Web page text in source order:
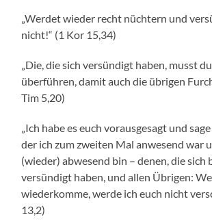
„Werdet wieder recht nüchtern und
nicht!“ (1 Kor 15,34)
„Die, die sich versündigt haben, musst
überführen, damit auch die übrigen
Tim 5,20)
„Ich habe es euch vorausgesagt und
der ich zum zweiten Mal anwesend war
(wieder) abwesend bin – denen, die sich
versündigt haben, und allen Übrigen:
wiederkomme, werde ich euch nicht
13,2)